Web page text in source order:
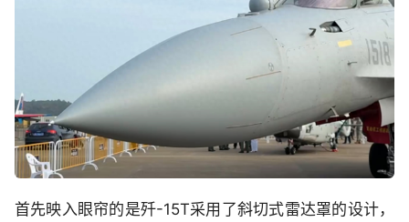
首先映入眼帘的是歼-15T采用了斜切式雷达罩的设计，